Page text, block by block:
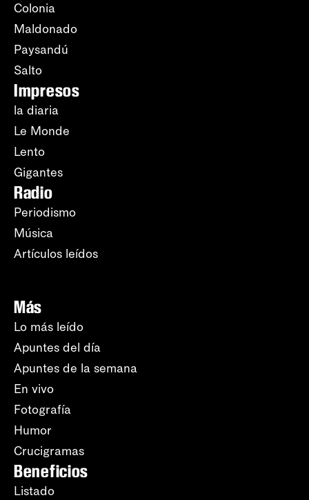
Colonia
Maldonado
Paysandú
Salto
Impresos
la diaria
Le Monde
Lento
Gigantes
Radio
Periodismo
Música
Artículos leídos
Más
Lo más leído
Apuntes del día
Apuntes de la semana
En vivo
Fotografía
Humor
Crucigramas
Beneficios
Listado